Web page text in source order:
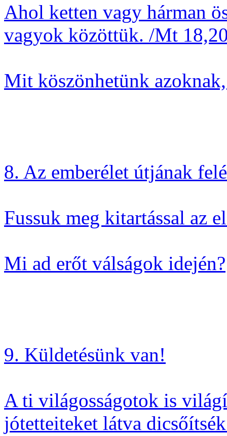
Ahol ketten vagy hárman
vagyok közöttük. /Mt
Mit köszönhetünk
8. Az emberélet útjának
Fussuk meg kitartással az
Mi ad erőt válságok idején?
9. Küldetésünk van!
A ti világosságotok is
jótetteiteket látva